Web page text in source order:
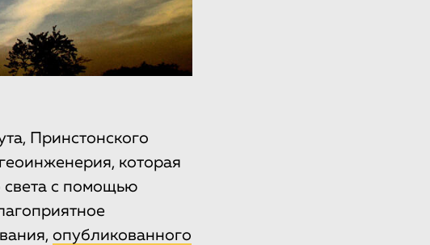
Принстонского
которая
света с помощью
опубликованного